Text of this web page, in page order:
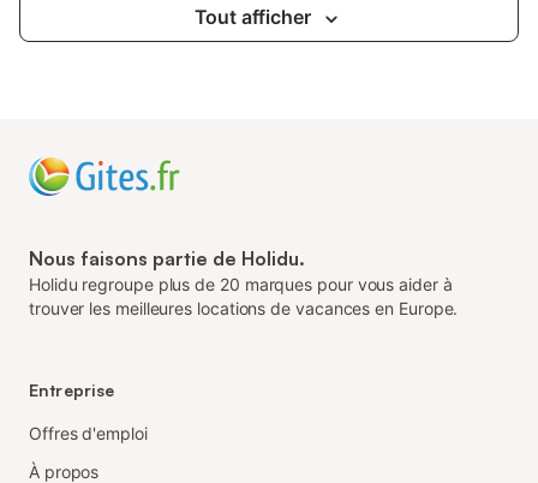
Tout afficher
Nous faisons partie de Holidu.
Holidu regroupe plus de 20 marques pour vous aider à
trouver les meilleures locations de vacances en Europe.
Entreprise
Offres d'emploi
À propos